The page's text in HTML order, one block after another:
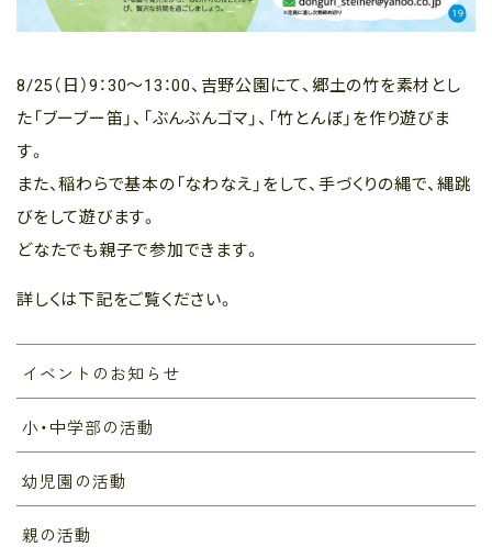
8/25（日）9：30〜13：00、吉野公園にて、郷土の竹を素材とし
た「ブーブー笛」、「ぶんぶんゴマ」、「竹とんぼ」を作り遊びま
す。
また、稲わらで基本の「なわなえ」をして、手づくりの縄で、縄跳
びをして遊びます。
どなたでも親子で参加できます。
詳しくは下記をご覧ください。
イベントのお知らせ
小・中学部の活動
幼児園の活動
親の活動